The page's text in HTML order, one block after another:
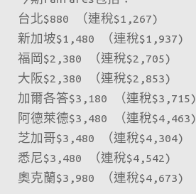
台北$880 （連稅$1,267)
新加坡$1,480 （連稅$1,937)
福岡$2,380 （連稅$2,705)
大阪$2,380 （連稅$2,853)
加爾各答$3,180 （連稅$3,715)
阿德萊德$3,480 （連稅$4,463)
芝加哥$3,480 （連稅$4,304)
悉尼$3,480 （連稅$4,542)
奧克蘭$3,980 （連稅$4,673)